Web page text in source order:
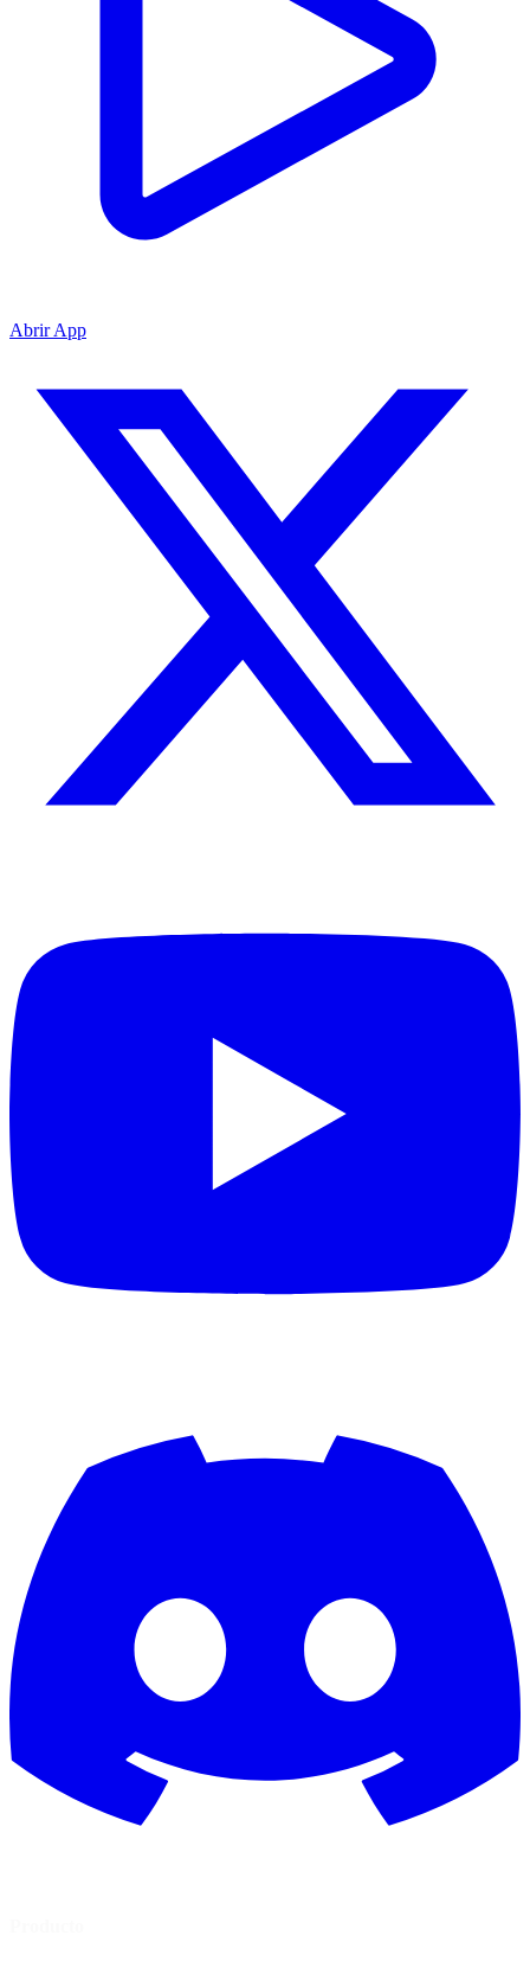
Abrir App